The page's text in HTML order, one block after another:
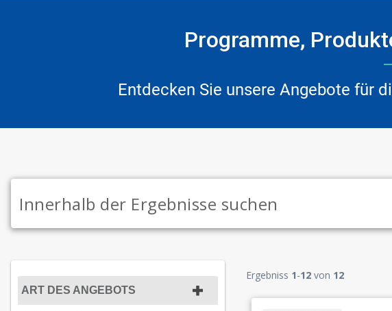
Programme,
Entdecken Sie unsere Angebote für
ART DES ANGEBOTS
Ergebniss 1-12 von 12